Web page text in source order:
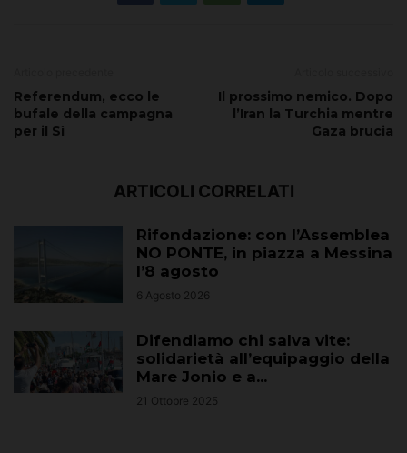
Referendum, ecco le
bufale della campagna
per il Sì
Il prossimo nemico. Dopo
l’Iran la Turchia mentre
Gaza brucia
ARTICOLI CORRELATI
Rifondazione: con l’Assemblea
NO PONTE, in piazza a Messina
l’8 agosto
6 Agosto 2026
Difendiamo chi salva vite:
solidarietà all’equipaggio della
Mare Jonio e a...
21 Ottobre 2025